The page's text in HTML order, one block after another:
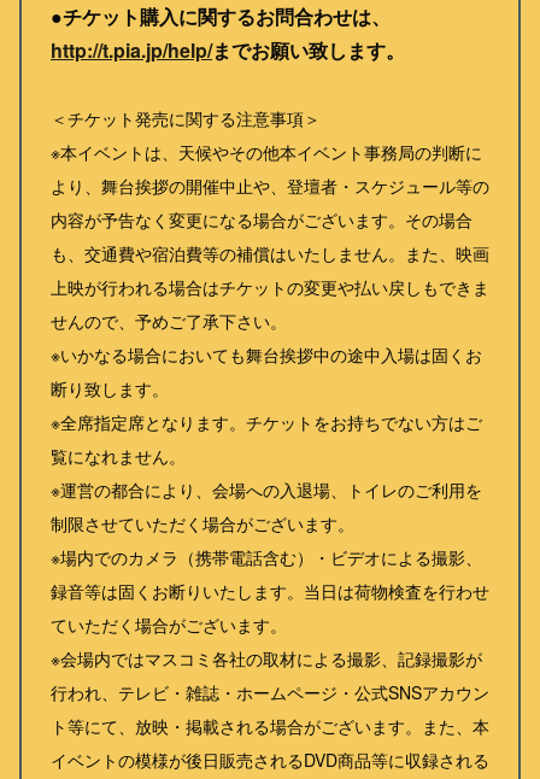
●チケット購入に関するお問合わせは、
http://t.pia.jp/help/までお願い致します。
＜チケット発売に関する注意事項＞
※本イベントは、天候やその他本イベント事務局の判断に
より、舞台挨拶の開催中止や、登壇者・スケジュール等の
内容が予告なく変更になる場合がございます。その場合
も、交通費や宿泊費等の補償はいたしません。また、映画
上映が行われる場合はチケットの変更や払い戻しもできま
せんので、予めご了承下さい。
※いかなる場合においても舞台挨拶中の途中入場は固くお
断り致します。
※全席指定席となります。チケットをお持ちでない方はご
覧になれません。
※運営の都合により、会場への入退場、トイレのご利用を
制限させていただく場合がございます。
※場内でのカメラ（携帯電話含む）・ビデオによる撮影、
録音等は固くお断りいたします。当日は荷物検査を行わせ
ていただく場合がございます。
※会場内ではマスコミ各社の取材による撮影、記録撮影が
行われ、テレビ・雑誌・ホームページ・公式SNSアカウン
ト等にて、放映・掲載される場合がございます。また、本
イベントの模様が後日販売されるDVD商品等に収録される